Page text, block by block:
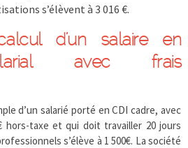
s’élèvent à 3 016 €.
d’un salaire en
avec frais
d’un salarié porté en CDI cadre, avec
hors-taxe et qui doit travailler 20 jours
s’élève à 1 500€. La société